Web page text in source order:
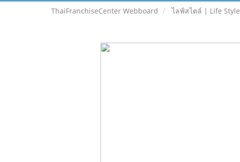
ThaiFranchiseCenter Webboard ไลฟ์สไตล์ | Life Style